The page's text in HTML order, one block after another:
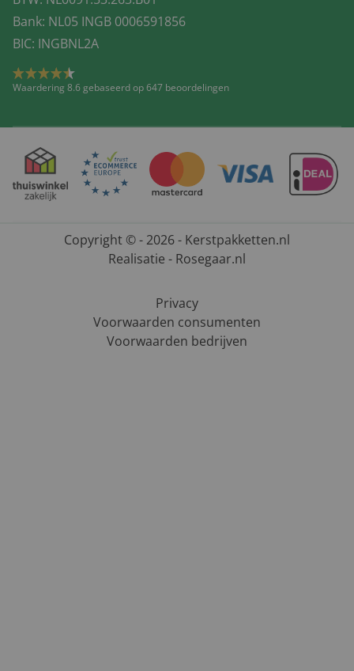
Bank: NL05 INGB 0006591856
BIC: INGBNL2A
Waardering 8.6 gebaseerd op 647 beoordelingen
Copyright © - 2026 - Kerstpakketten.nl
Realisatie - Rosegaar.nl
Privacy
Voorwaarden consumenten
Voorwaarden bedrijven